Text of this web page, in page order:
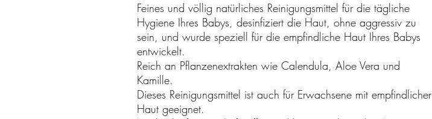
Feines und völlig natürliches Reinigungsmittel für die tägliche
Hygiene Ihres Babys, desinfiziert die Haut, ohne aggressiv zu
sein, und wurde speziell für die empfindliche Haut Ihres Babys
entwickelt.
Reich an Pflanzenextrakten wie Calendula, Aloe Vera und
Kamille.
Dieses Reinigungsmittel ist auch für Erwachsene mit empfindlicher
Haut geeignet.